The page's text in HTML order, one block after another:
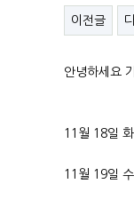
이전글
안녕하세요
11월 18일
11월 19일